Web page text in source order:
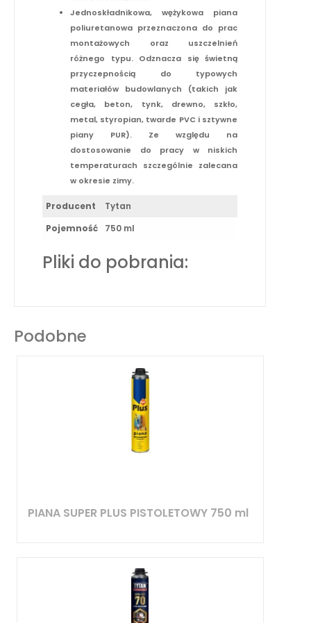
Jednoskładnikowa, wężykowa piana
poliuretanowa przeznaczona do prac
montażowych oraz uszczelnień
różnego typu. Odznacza się świetną
przyczepnością do typowych
materiałów budowlanych (takich jak
cegła, beton, tynk, drewno, szkło,
metal, styropian, twarde PVC i sztywne
piany PUR). Ze względu na
dostosowanie do pracy w niskich
temperaturach szczególnie zalecana
w okresie zimy.
Producent
Tytan
Pojemność
750 ml
Pliki do pobrania:
Podobne
PIANA SUPER PLUS PISTOLETOWY 750 ml